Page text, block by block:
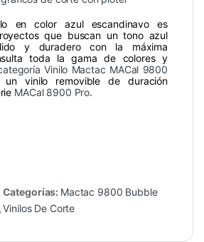
en color azul escandinavo es
que buscan un tono azul
y duradero con la máxima
toda la gama de colores y
Vinilo Mactac MACal 9800
un vinilo removible de duración
MACal 8900 Pro.
Categorías: Mactac 9800 Bubble
Vinilos De Corte